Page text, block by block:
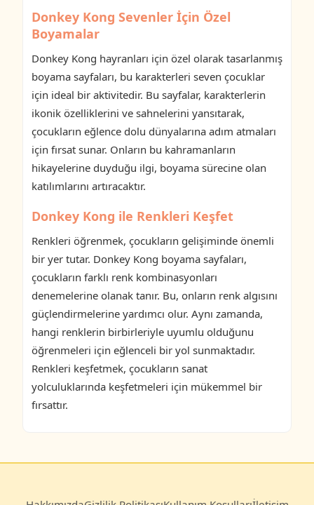
Donkey Kong Sevenler İçin Özel
Boyamalar
Donkey Kong hayranları için özel olarak tasarlanmış
boyama sayfaları, bu karakterleri seven çocuklar
için ideal bir aktivitedir. Bu sayfalar, karakterlerin
ikonik özelliklerini ve sahnelerini yansıtarak,
çocukların eğlence dolu dünyalarına adım atmaları
için fırsat sunar. Onların bu kahramanların
hikayelerine duyduğu ilgi, boyama sürecine olan
katılımlarını artıracaktır.
Donkey Kong ile Renkleri Keşfet
Renkleri öğrenmek, çocukların gelişiminde önemli
bir yer tutar. Donkey Kong boyama sayfaları,
çocukların farklı renk kombinasyonları
denemelerine olanak tanır. Bu, onların renk algısını
güçlendirmelerine yardımcı olur. Aynı zamanda,
hangi renklerin birbirleriyle uyumlu olduğunu
öğrenmeleri için eğlenceli bir yol sunmaktadır.
Renkleri keşfetmek, çocukların sanat
yolculuklarında keşfetmeleri için mükemmel bir
fırsattır.